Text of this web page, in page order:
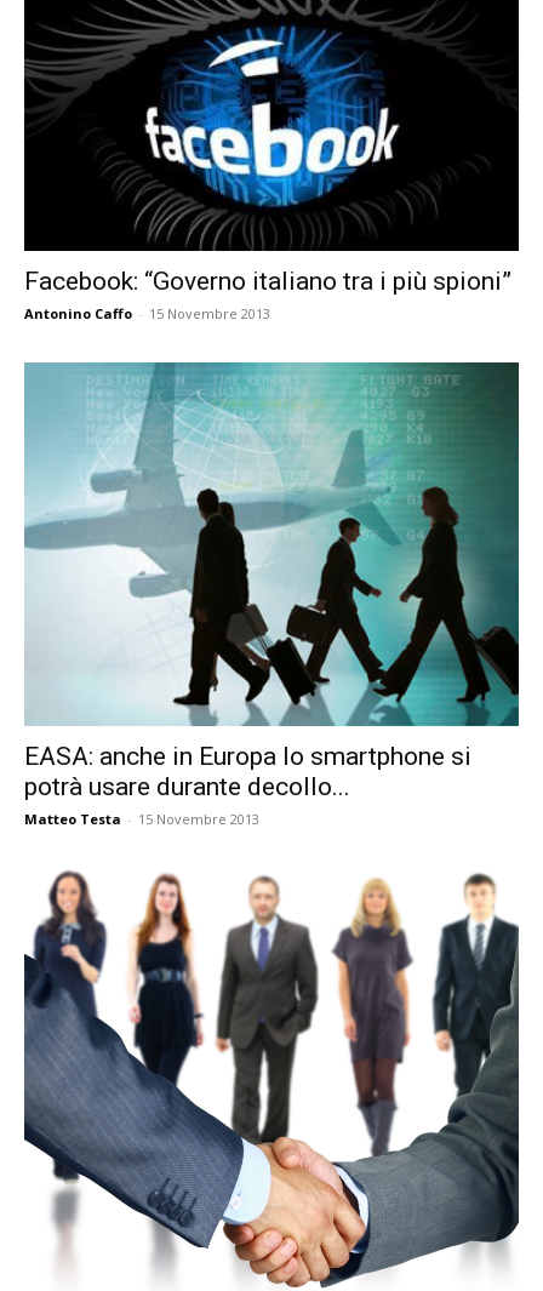
Facebook: “Governo italiano tra i più spioni”
Antonino Caffo - 15 Novembre 2013
EASA: anche in Europa lo smartphone si
potrà usare durante decollo...
Matteo Testa - 15 Novembre 2013